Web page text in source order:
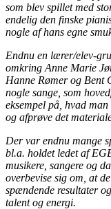
som blev spillet med
endelig den finske
nogle af hans egne
Endnu en lærer/elev-
omkring Anne Marie
Hanne Rømer og Bent
nogle sange, som
eksempel på, hvad
og afprøve det
Der var endnu mange
bl.a. holdet ledet af
musikere, sangere og
overbevise sig om, at
spændende resultater
talent og energi.